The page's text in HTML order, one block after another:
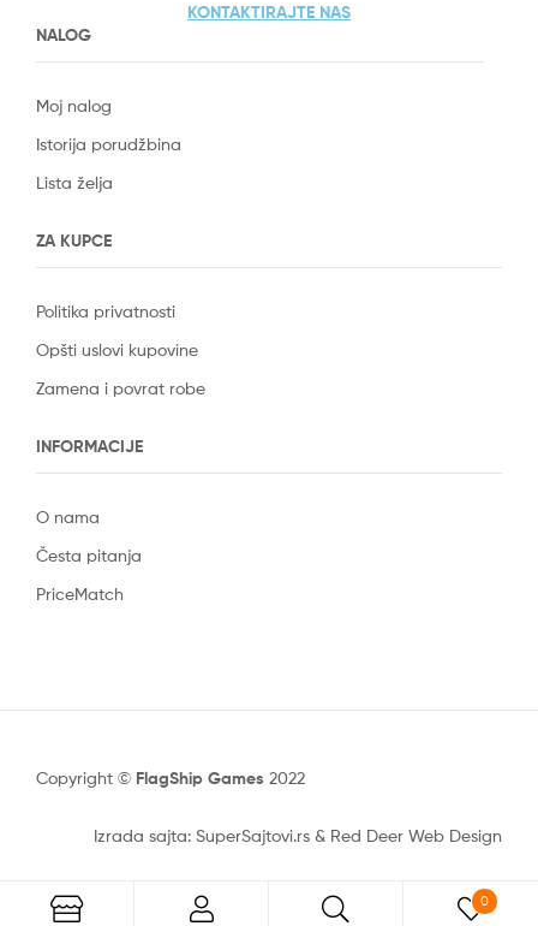
KONTAKTIRAJTE NAS
NALOG
Moj nalog
Istorija porudžbina
Lista želja
ZA KUPCE
Politika privatnosti
Opšti uslovi kupovine
Zamena i povrat robe
INFORMACIJE
O nama
Česta pitanja
PriceMatch
Copyright © FlagShip Games 2022
Izrada sajta: SuperSajtovi.rs & Red Deer Web Design
0